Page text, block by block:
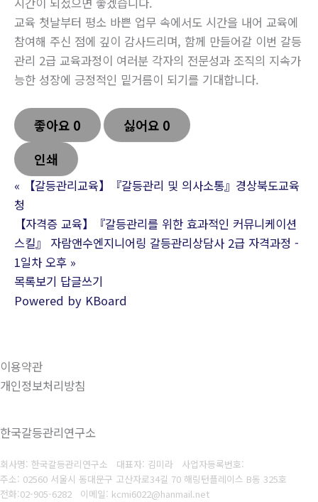
교육 첫날부터 평소 바쁜 업무 속에서도 시간을 내어 교육에
참여해 주신 점에 깊이 감사드리며, 함께 만들어갈 이번 갈등
관리 2급 교육과정이 여러분 각자의 전문성과 조직의 지속가
능한 성장에 긍정적인 밑거름이 되기를 기대합니다.
좋아요 0 싫어요 0
인쇄
«
【갈등관리교육】『갈등관리 및 의사소통』경상북도교육
청
【자격증 교육】『갈등관리를 위한 효과적인 커뮤니케이션
스킬』 자람앤수엔지니어링 갈등관리상담사 2급 자격과정 -
1일차 오후 »
목록보기 답글쓰기
Powered by KBoard
이용약관
개인정보처리방침
한국갈등관리연구소
회사명: 한국갈등관리연구소 대표자: 김미라 사업자등록번호:
주소: 02560 서울시 동대문구 고산자로34길 70 해링턴플레이스 B동 325호
전화:02-905-6282 이메일: kcmi6022@hanmail.net